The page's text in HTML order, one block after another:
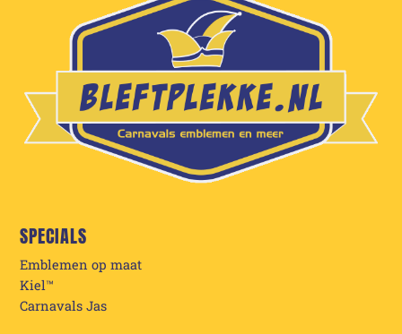
SPECIALS
Emblemen op maat
Kiel™
Carnavals Jas